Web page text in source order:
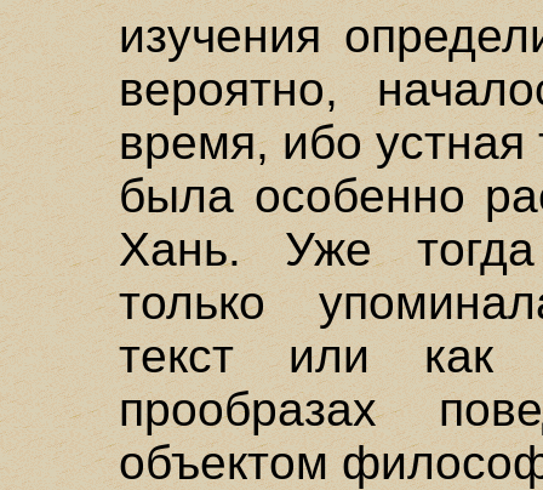
изучения
вероятно,
время, ибо устная
была особенно
Хань. Уже
только
текст или как
прообразах
объектом